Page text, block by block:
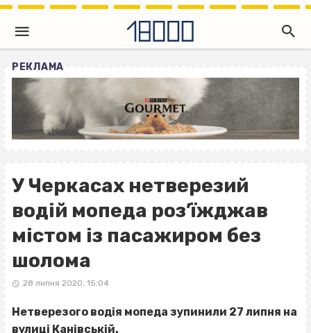
РЕКЛАМА
У Черкасах нетверезий
водій мопеда роз’їжджав
містом із пасажиром без
шолома
28 липня 2020, 15:04
Нетверезого водія мопеда зупинили 27 липня на
вулиці Канівській.